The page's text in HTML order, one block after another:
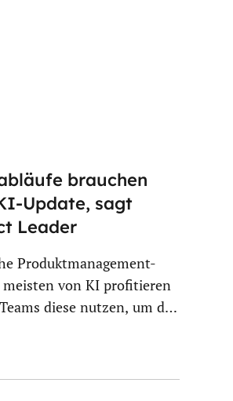
brauchen
Update, sagt
Leader
Produktmanagement-
von KI profitieren
diese nutzen, um die